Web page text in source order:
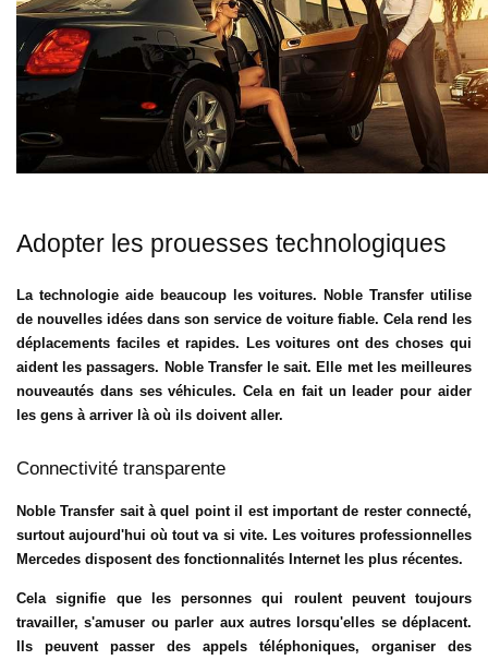
Adopter les prouesses technologiques
La technologie aide beaucoup les voitures. Noble Transfer utilise
de nouvelles idées dans son service de voiture fiable. Cela rend les
déplacements faciles et rapides. Les voitures ont des choses qui
aident les passagers. Noble Transfer le sait. Elle met les meilleures
nouveautés dans ses véhicules. Cela en fait un leader pour aider
les gens à arriver là où ils doivent aller.
Connectivité transparente
Noble Transfer sait à quel point il est important de rester connecté,
surtout aujourd'hui où tout va si vite. Les voitures professionnelles
Mercedes disposent des fonctionnalités Internet les plus récentes.
Cela signifie que les personnes qui roulent peuvent toujours
travailler, s'amuser ou parler aux autres lorsqu'elles se déplacent.
Ils peuvent passer des appels téléphoniques, organiser des